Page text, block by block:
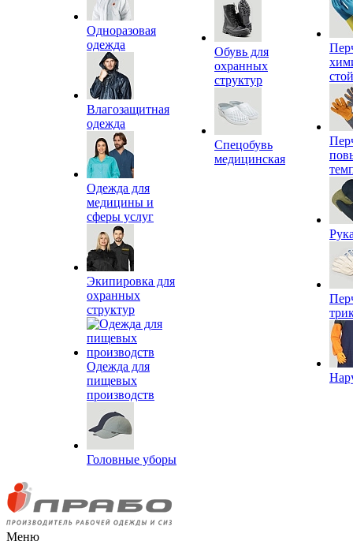
Одноразовая
одежда
Влагозащитная
одежда
Одежда для
медицины и
сферы услуг
Экипировка для
охранных
структур
Одежда для
пищевых
производств
Головные уборы
Обувь для
охранных
структур
Спецобувь
медицинская
Меню